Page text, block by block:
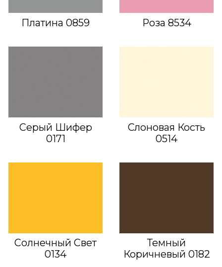
Платина 0859 Роза 8534
Серый Шифер
0171
Слоновая Кость
0514
Солнечный Свет
0134
Темный
Коричневый 0182